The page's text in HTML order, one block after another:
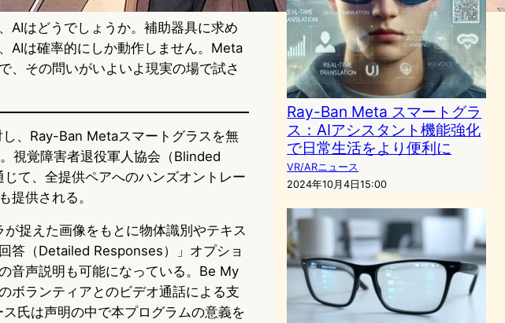
AIはどうでしょうか。補助器具に求め
AIは確率的にしか動作しません。Meta
、その問いがいよいよ現実の場で試さ
、Ray-Ban Metaスマートグラスを無
視覚障害者退役軍人協会（Blinded
て、全提供ペアへのハンズオントレー
提供される。
捉えた画像をもとに物体識別やテキス
答（Detailed Responses）」オプショ
音声説明も可能になっている。Be My
ボランティアとのビデオ通話による支
氏は声明の中で本プログラムの意義を
Ray-Ban Meta スマートグラ
ス：AIアシスタント機能強化
で日常生活をより便利に
VR/ARニュース
2024年10月4日15:00